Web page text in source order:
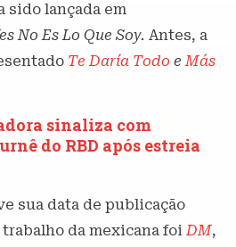
sido lançada em
No Es Lo Que Soy. Antes, a
Te Daría Todo eMás
sinaliza com
do RBD após estreia
sua data de publicação
da mexicana foiDM,